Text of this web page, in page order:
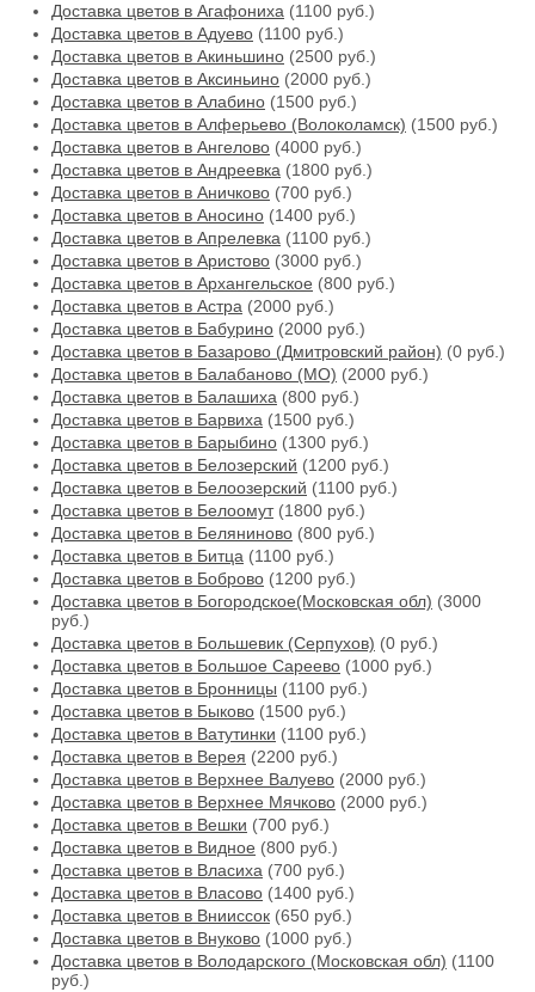
Доставка цветов в Агафониха (1100 руб.)
Доставка цветов в Адуево (1100 руб.)
Доставка цветов в Акиньшино (2500 руб.)
Доставка цветов в Аксиньино (2000 руб.)
Доставка цветов в Алабино (1500 руб.)
Доставка цветов в Алферьево (Волоколамск) (1500 руб.)
Доставка цветов в Ангелово (4000 руб.)
Доставка цветов в Андреевка (1800 руб.)
Доставка цветов в Аничково (700 руб.)
Доставка цветов в Аносино (1400 руб.)
Доставка цветов в Апрелевка (1100 руб.)
Доставка цветов в Аристово (3000 руб.)
Доставка цветов в Архангельское (800 руб.)
Доставка цветов в Астра (2000 руб.)
Доставка цветов в Бабурино (2000 руб.)
Доставка цветов в Базарово (Дмитровский район) (0 руб.)
Доставка цветов в Балабаново (МО) (2000 руб.)
Доставка цветов в Балашиха (800 руб.)
Доставка цветов в Барвиха (1500 руб.)
Доставка цветов в Барыбино (1300 руб.)
Доставка цветов в Белозерский (1200 руб.)
Доставка цветов в Белоозерский (1100 руб.)
Доставка цветов в Белоомут(1800 руб.)
Доставка цветов в Беляниново (800 руб.)
Доставка цветов в Битца (1100 руб.)
Доставка цветов в Боброво (1200 руб.)
Доставка цветов в Богородское(Московская обл) (3000
руб.)
Доставка цветов в Большевик (Серпухов) (0 руб.)
Доставка цветов в Большое Сареево (1000 руб.)
Доставка цветов в Бронницы (1100 руб.)
Доставка цветов в Быково (1500 руб.)
Доставка цветов в Ватутинки (1100 руб.)
Доставка цветов в Верея (2200 руб.)
Доставка цветов в Верхнее Валуево (2000 руб.)
Доставка цветов в Верхнее Мячково (2000 руб.)
Доставка цветов в Вешки (700 руб.)
Доставка цветов в Видное (800 руб.)
Доставка цветов в Власиха (700 руб.)
Доставка цветов в Власово (1400 руб.)
Доставка цветов в Внииссок (650 руб.)
Доставка цветов в Внуково (1000 руб.)
Доставка цветов в Володарского (Московская обл) (1100
руб.)